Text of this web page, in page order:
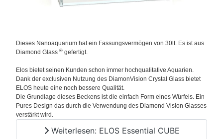
Dieses Nanoaquarium hat ein Fassungsvermögen von 30lt. Es ist aus
Diamond Glass ® gefertigt.
Elos bietet seinen Kunden schon immer hochqualitative Aquarien.
Dank der exclusiven Nutzung des DiamonVision Crystal Glass bietet
ELOS heute eine noch bessere Qualität.
Die Grundlage dieses Beckens ist die einfach Form eines Würfels. Ein
Pures Design das durch die Verwendung des Diamond Vision Glasses
verstärkt wird.
Weiterlesen: ELOS Essential CUBE